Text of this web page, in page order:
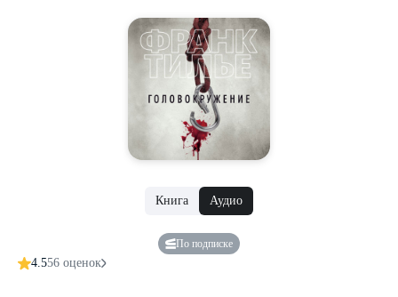
Книга Аудио
По подписке
4.556 оценок